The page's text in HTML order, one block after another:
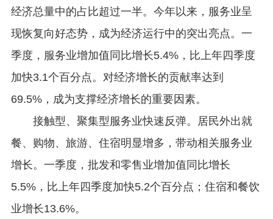
经济总量中的占比超过一半。今年以来，服务业呈
现恢复向好态势，成为经济运行中的突出亮点。一
季度，服务业增加值同比增长5.4%，比上年四季度
加快3.1个百分点。对经济增长的贡献率达到
69.5%，成为支撑经济增长的重要因素。
接触型、聚集型服务业快速反弹。居民外出就
餐、购物、旅游、住宿明显增多，带动相关服务业
增长。一季度，批发和零售业增加值同比增长
5.5%，比上年四季度加快5.2个百分点；住宿和餐饮
业增长13.6%。